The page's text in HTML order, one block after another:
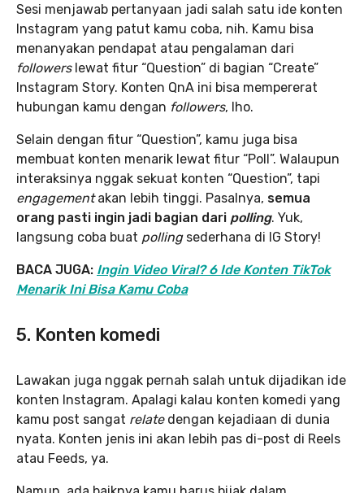
Sesi menjawab pertanyaan jadi salah satu ide konten
Instagram yang patut kamu coba, nih. Kamu bisa
menanyakan pendapat atau pengalaman dari
followers lewat fitur “Question” di bagian “Create”
Instagram Story. Konten QnA ini bisa mempererat
hubungan kamu dengan followers, lho.
Selain dengan fitur “Question”, kamu juga bisa
membuat konten menarik lewat fitur “Poll”. Walaupun
interaksinya nggak sekuat konten “Question”, tapi
engagementakan lebih tinggi. Pasalnya, semua
orang pasti ingin jadi bagian dari polling. Yuk,
langsung coba buat polling sederhana di IG Story!
BACA JUGA: Ingin Video Viral? 6 Ide Konten TikTok
Menarik Ini Bisa Kamu Coba
5. Konten komedi
Lawakan juga nggak pernah salah untuk dijadikan ide
konten Instagram. Apalagi kalau konten komedi yang
kamu post sangat relate dengan kejadiaan di dunia
nyata. Konten jenis ini akan lebih pas di-post di Reels
atau Feeds, ya.